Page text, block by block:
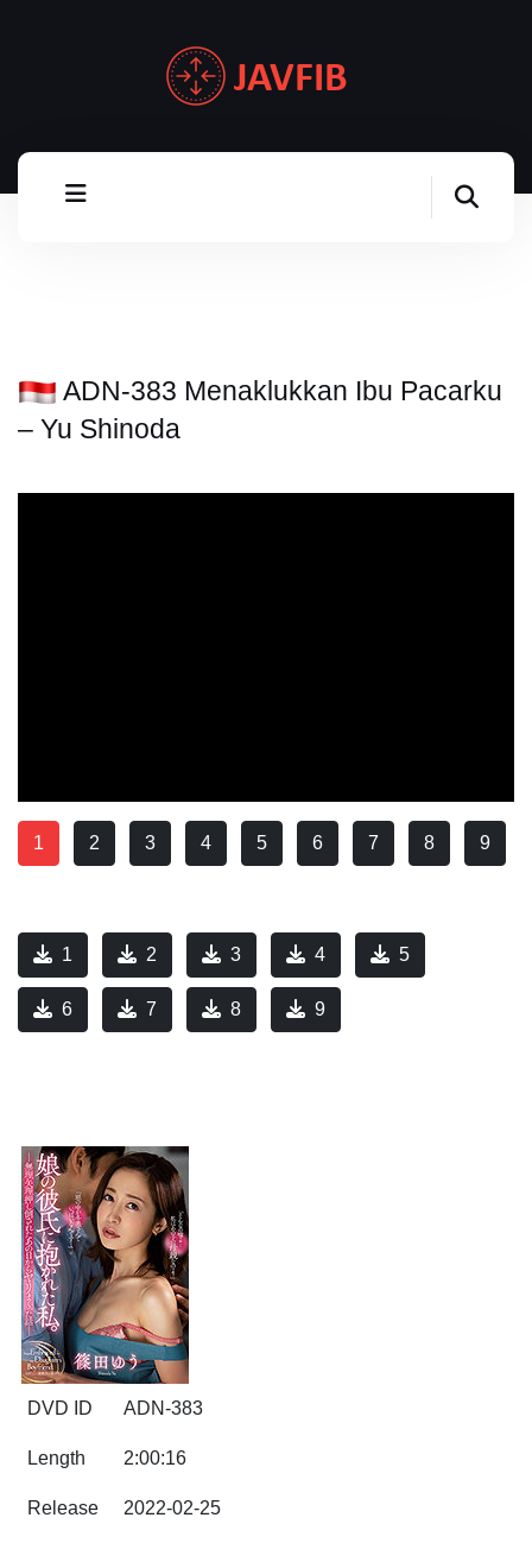
ADN-383 Menaklukkan Ibu Pacarku
– Yu Shinoda
1 2 3 4 5 6 7 8 9
1 2 3 4 5
6 7 8 9
DVD ID ADN-383
Length 2:00:16
Release 2022-02-25